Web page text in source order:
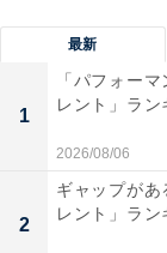
トキャンプ場。
広々としたキ
し、初心者から
満天の星空が
雰囲気に。夜
す。
最新
1
「パフォー
レント」ラン
2026/08/06
2
ギャップがあ
レント」ラン